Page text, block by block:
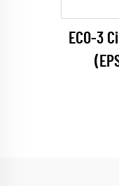
ECO-3